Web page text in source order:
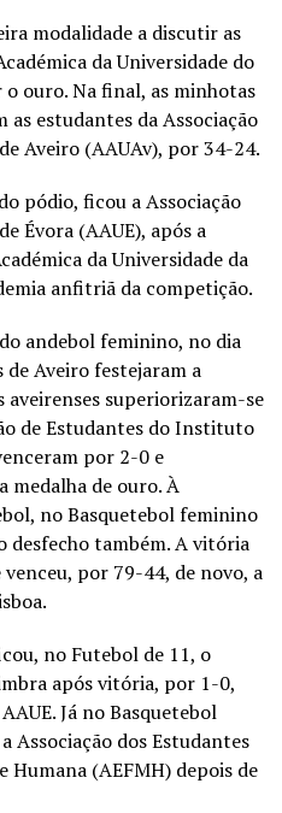
modalidade a discutir as
da Universidade do
ouro. Na final, as minhotas
estudantes da Associação
Aveiro (AAUAv), por 34-24.
pódio, ficou a Associação
Évora (AAUE), após a
da Universidade da
anfitriã da competição.
andebol feminino, no dia
Aveiro festejaram a
aveirenses superiorizaram-se
de Estudantes do Instituto
por 2-0 e
medalha de ouro.À
no Basquetebol feminino
desfecho também. A vitória
por 79-44, de novo, a
no Futebol de 11, o
após vitória, por 1-0,
Já no Basquetebol
Associação dos Estudantes
Humana (AEFMH) depois de